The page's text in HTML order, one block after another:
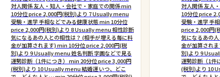
対人関係 友人・知人・会社で・家庭での関係 min
10分位 price 2,000円(税別)より 7 Usually menu
受験・進学 手相などでみる健康状態 min 10分位
price 2,000円(税別)より 8 Usually menu 相性診断
気になるあの人との相性は？ (相手が増える毎に料
金が加算されます) min 10分位 price 2,000円(税
別)より 9 Usually menu 姓名判断 字画などで見る
運勢診断（1件につき） min 20分位 price 3,000円
(税別)より 10 Usually menu 結婚運 いつ、どこ
対人関係 友人
10分位 price
受験・進学 手
price 2,000円(
気になるあの
金が加算され
別)より 9
運勢診断（1件
(税別)より 10